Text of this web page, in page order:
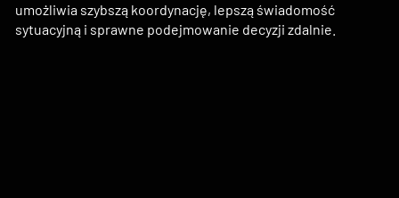
umożliwia szybszą koordynację, lepszą świadomość
sytuacyjną i sprawne podejmowanie decyzji zdalnie.